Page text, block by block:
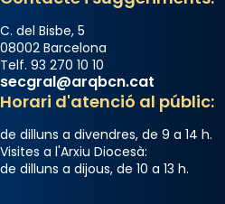
C. del Bisbe, 5
08002 Barcelona
Telf. 93 270 10 10
secgral@arqbcn.cat
Horari d'atenció al públic:
de dilluns a divendres, de 9 a 14 h.
Visites a l'Arxiu Diocesà:
de dilluns a dijous, de 10 a 13 h.